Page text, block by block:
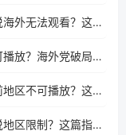
在澳大利亚看咪咕视频世界杯中文解说海外无法观看？这篇指南帮你搞定所有体育直播难题
在泰国看咪咕视频世界杯当前地区不可播放？海外党破局看中文解说赛事指南
在海外看咪咕视频世界杯中文解说当前地区不可播放？这篇指南帮你搞定所有体育赛事直播难题
在澳大利亚看咪咕视频世界杯中文解说地区限制？这篇指南帮你搞定海外观赛难题